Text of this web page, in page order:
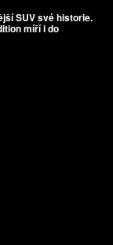
SUV své historie.
míří i do